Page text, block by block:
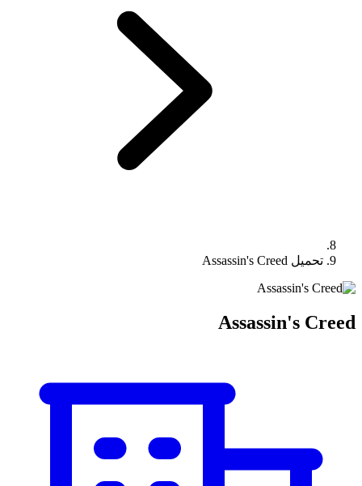
تحميل Assassin's Creed
Assassin's Creed